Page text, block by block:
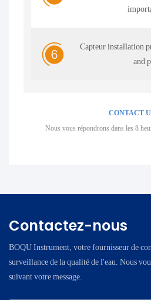
Capteur installation
and
CONTACT
Nous vous répondrons dans les 8
Contactez-nous
BOQU Instrument, votre fournisseur de
surveillance de la qualité de l'eau. Nous
suivant votre message.